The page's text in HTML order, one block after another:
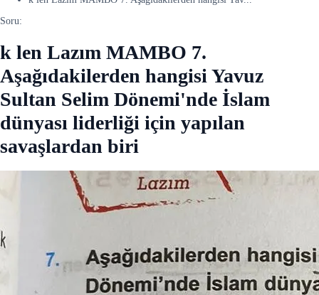
Soru:
k len Lazım MAMBO 7.
Aşağıdakilerden hangisi Yavuz
Sultan Selim Dönemi'nde İslam
dünyası liderliği için yapılan
savaşlardan biri